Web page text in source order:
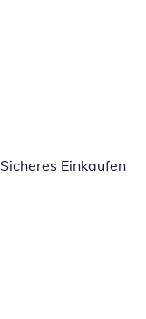
Sicheres Einkaufen